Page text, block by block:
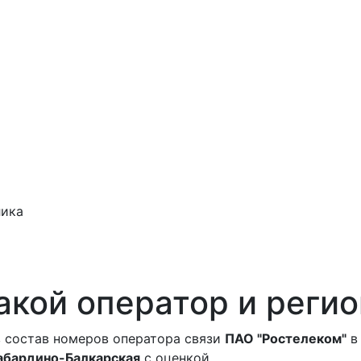
оператор и
номеров оператора связи ПАО "Ростелеком" в
Балкарская с оценкой